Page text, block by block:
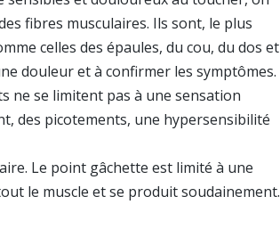
fibres musculaires. Ils sont, le plus
celles des épaules, du cou, du dos et
douleur et à confirmer les symptômes.
ne se limitent pas à une sensation
des picotements, une hypersensibilité
Le point gâchette est limité à une
le muscle et se produit soudainement.